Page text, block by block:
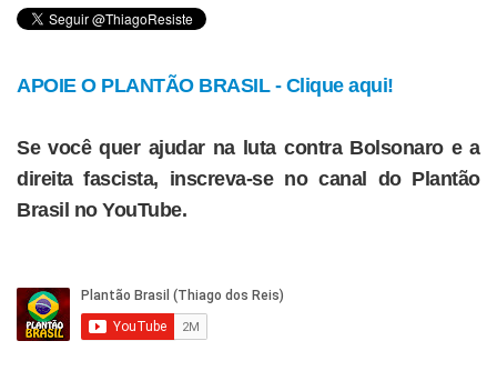
APOIE O PLANTÃO BRASIL - Clique aqui!
Se você quer ajudar na luta contra Bolsonaro e a
direita fascista, inscreva-se no canal do Plantão
Brasil no YouTube.